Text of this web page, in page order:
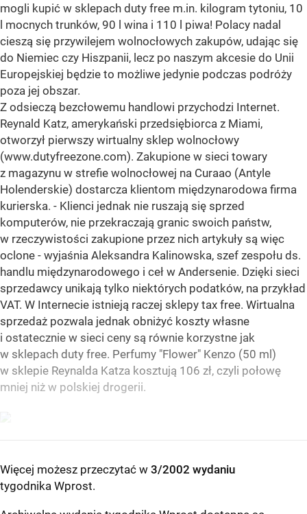
mogli kupić w sklepach duty free m.in. kilogram tytoniu, 10
l mocnych trunków, 90 l wina i 110 l piwa! Polacy nadal
cieszą się przywilejem wolnocłowych zakupów, udając się
do Niemiec czy Hiszpanii, lecz po naszym akcesie do Unii
Europejskiej będzie to możliwe jedynie podczas podróży
poza jej obszar.
Z odsieczą bezcłowemu handlowi przychodzi Internet.
Reynald Katz, amerykański przedsiębiorca z Miami,
otworzył pierwszy wirtualny sklep wolnocłowy
(www.dutyfreezone.com). Zakupione w sieci towary
z magazynu w strefie wolnocłowej na Curaao (Antyle
Holenderskie) dostarcza klientom międzynarodowa firma
kurierska. - Klienci jednak nie ruszają się sprzed
komputerów, nie przekraczają granic swoich państw,
w rzeczywistości zakupione przez nich artykuły są więc
oclone - wyjaśnia Aleksandra Kalinowska, szef zespołu ds.
handlu międzynarodowego i ceł w Andersenie. Dzięki sieci
sprzedawcy unikają tylko niektórych podatków, na przykład
VAT. W Internecie istnieją raczej sklepy tax free. Wirtualna
sprzedaż pozwala jednak obniżyć koszty własne
i ostatecznie w sieci ceny są równie korzystne jak
w sklepach duty free. Perfumy "Flower" Kenzo (50 ml)
w sklepie Reynalda Katza kosztują 106 zł, czyli połowę
mniej niż w polskiej drogerii.
Więcej możesz przeczytać w 3/2002 wydaniu
tygodnika Wprost.